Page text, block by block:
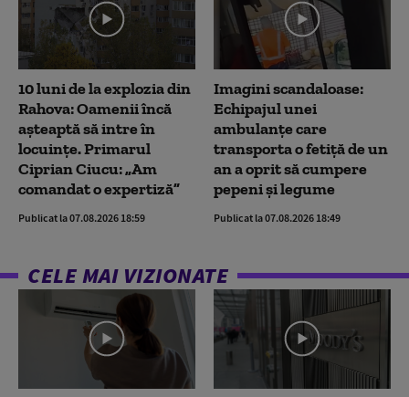
10 luni de la explozia din
Rahova: Oamenii încă
așteaptă să intre în
locuințe. Primarul
Ciprian Ciucu: „Am
comandat o expertiză”
Publicat la 07.08.2026 18:59
Imagini scandaloase:
Echipajul unei
ambulanțe care
transporta o fetiță de un
an a oprit să cumpere
pepeni și legume
Publicat la 07.08.2026 18:49
CELE MAI VIZIONATE